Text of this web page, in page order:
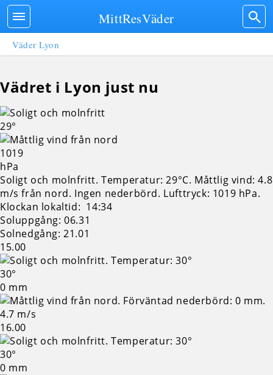
Väder Lyon
Vädret i Lyon just nu
29°
1019
hPa
Soligt och molnfritt. Temperatur: 29°C. Måttlig vind: 4.8
m/s från nord. Ingen nederbörd. Lufttryck: 1019 hPa.
Klockan lokaltid: 14:34
Soluppgång: 06.31
Solnedgång: 21.01
15.00
30°
0 mm
4.7 m/s
16.00
30°
0 mm
MittResVäder